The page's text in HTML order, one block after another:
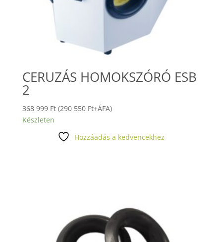
CERUZÁS HOMOKSZÓRÓ ESB
2
368 999 Ft (290 550 Ft+ÁFA)
Készleten
Hozzáadás a kedvencekhez